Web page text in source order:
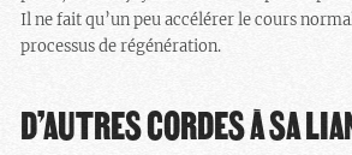
Il ne fait qu’un peu accélérer le cours
processus de régénération.
D’AUTRES CORDES À SA